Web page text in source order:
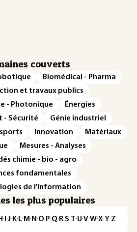
couverts
Biomédical - Pharma
et travaux publics
- Photonique
Énergies
- Sécurité
Génie industriel
Innovation
Matériaux
Mesures - Analyses
chimie - bio - agro
fondamentales
de l'information
les plus populaires
H · ·J· K· L· M · N ·O· P·Q· R·S·T·U·V·W·X·Y·Z